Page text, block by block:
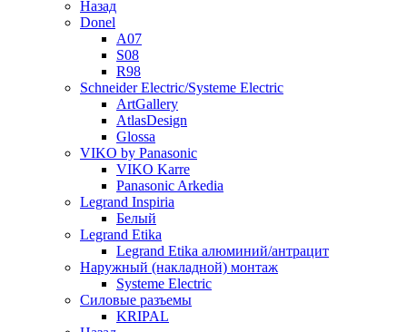
Назад
Donel
A07
S08
R98
Schneider Electric/Systeme Electric
ArtGallery
AtlasDesign
Glossa
VIKO by Panasonic
VIKO Karre
Panasonic Arkedia
Legrand Inspiria
Белый
Legrand Etika
Legrand Etika алюминий/антрацит
Наружный (накладной) монтаж
Systeme Electric
Силовые разъемы
KRIPAL